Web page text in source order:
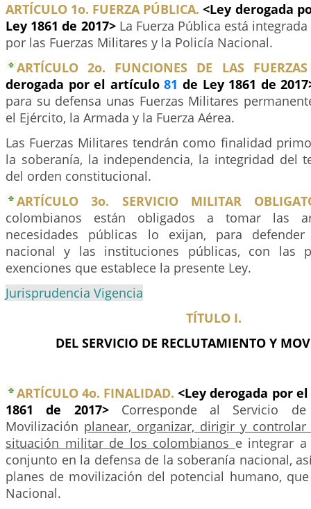
ARTÍCULO 1o. FUERZA PÚBLICA. <Ley derogada
Ley 1861 de 2017> La Fuerza Pública está
por las Fuerzas Militares y la Policía Nacional.
ARTÍCULO 2o. FUNCIONES DE LAS
derogada por el artículo81 de Ley 1861 de
para su defensa unas Fuerzas Militares
el Ejército, la Armada y la Fuerza Aérea.
Las Fuerzas Militares tendrán como finalidad
la soberanía, la independencia, la integridad del
del orden constitucional.
ARTÍCULO 3o. SERVICIO MILITAR
colombianos están obligados a tomar las
necesidades públicas lo exijan, para
nacional y las instituciones públicas, con las
exenciones que establece la presente Ley.
Jurisprudencia Vigencia
TÍTULO I.
DEL SERVICIO DE RECLUTAMIENTO Y
ARTÍCULO 4o. FINALIDAD. <Ley derogada por
1861 de 2017> Corresponde al Servicio
Movilización planear, organizar, dirigir y
situación militar de los colombianos e integrar
conjunto en la defensa de la soberanía nacional,
planes de movilización del potencial humano,
Nacional.